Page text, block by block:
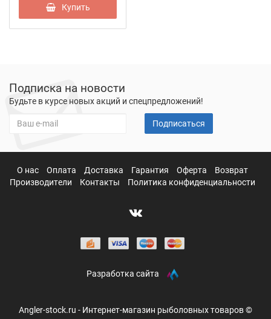
Купить
Подписка на новости
Будьте в курсе новых акций и спецпредложений!
Подписаться
О нас Оплата Доставка Гарантия Оферта
Возврат
Производители
Контакты Политика конфиденциальности
Разработка сайта
Angler-stock.ru - Интернет-магазин рыболовных товаров ©